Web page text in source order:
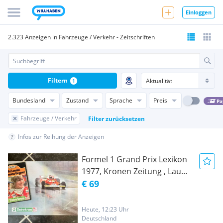
Einloggen
2.323 Anzeigen in Fahrzeuge / Verkehr - Zeitschriften
Bundesland Zustand Sprache Preis
Fahrzeuge / Verkehr Filter zurücksetzen
Filtern 1
Infos zur Reihung der Anzeigen
Formel 1 Grand Prix Lexikon
1977, Kronen Zeitung , Lauda
alle meine Gegner, 24 Stück
€ 69
Heute, 12:23 Uhr
Deutschland